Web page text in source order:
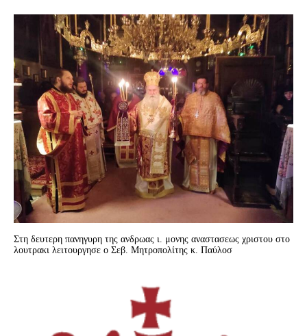
Στη δευτερη πανηγυρη της ανδρωας ι. μονης αναστασεως χριστου στο
λουτρακι λειτουργησε ο Σεβ. Μητροπολίτης κ. Παύλοσ